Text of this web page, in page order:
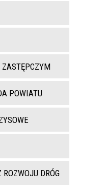
POWIATU
DRÓG